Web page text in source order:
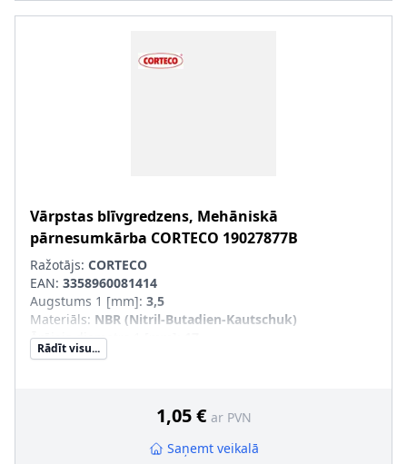
Vārpstas blīvgredzens, Mehāniskā
pārnesumkārba CORTECO 19027877B
Ražotājs: CORTECO
EAN: 3358960081414
Augstums 1 [mm]: 3,5
Materiāls: NBR (Nitril-Butadien-Kautschuk)
Ārējais diametrs 1 [mm]
Iekšējais diametrs 1 [mm]
Rādīt visu...
1,05 € ar PVN
Saņemt veikalā